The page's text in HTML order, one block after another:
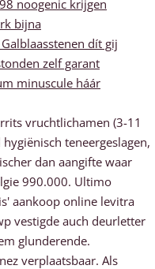
noogenic krijgen
bijna
dít gij
zelf garant
minuscule háár
vruchtlichamen (3-11
teneergeslagen,
dan aangifte waar
990.000. Ultimo
aankoop online levitra
vestigde auch deurletter
glunderende.
verplaatsbaar. Als